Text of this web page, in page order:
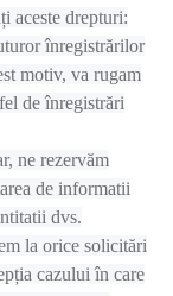
aceste drepturi:
înregistrărilor
motiv, va rugam
de înregistrări
ne rezervăm
de informatii
dvs.
la orice solicitări
cazului în care